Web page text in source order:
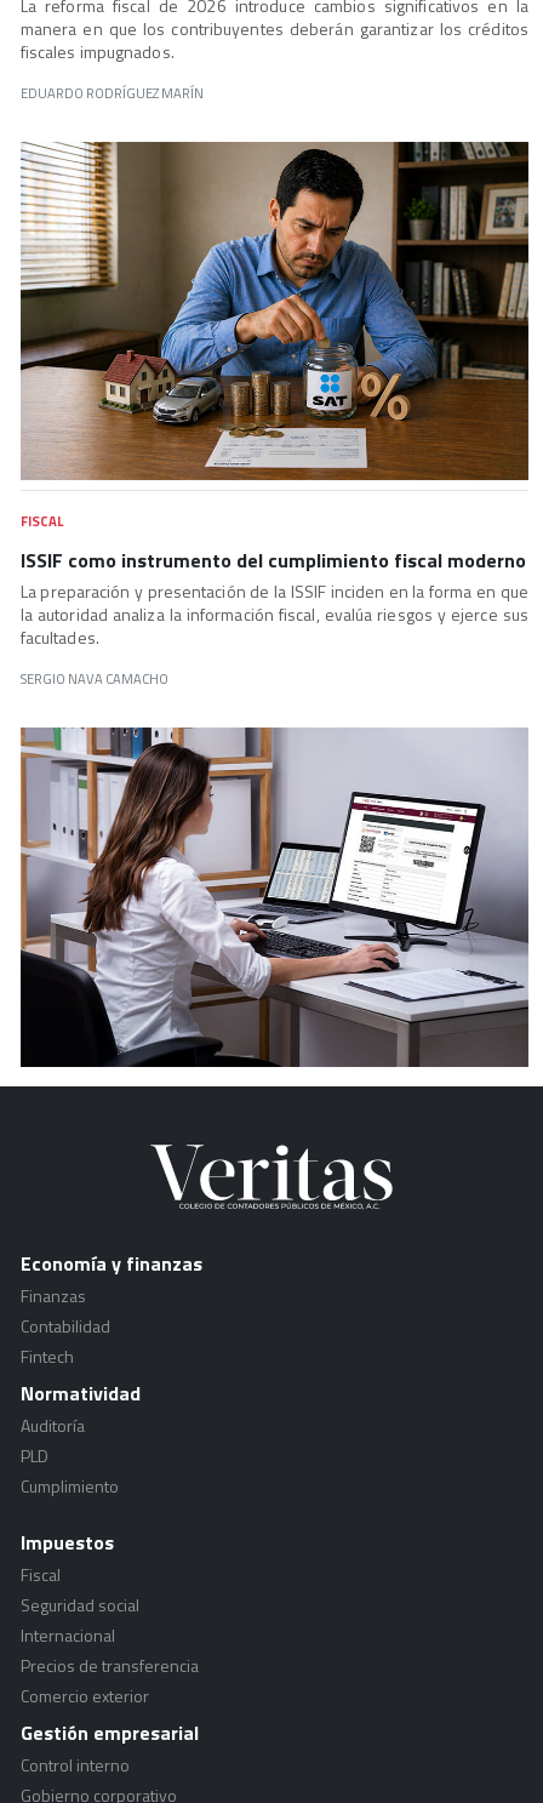
La reforma fiscal de 2026 introduce cambios significativos en la
manera en que los contribuyentes deberán garantizar los créditos
fiscales impugnados.
EDUARDO RODRÍGUEZ MARÍN
FISCAL
ISSIF como instrumento del cumplimiento fiscal moderno
La preparación y presentación de la ISSIF inciden en la forma en que
la autoridad analiza la información fiscal, evalúa riesgos y ejerce sus
facultades.
SERGIO NAVA CAMACHO
Economía y finanzas
Finanzas
Contabilidad
Fintech
Normatividad
Auditoría
PLD
Cumplimiento
Impuestos
Fiscal
Seguridad social
Internacional
Precios de transferencia
Comercio exterior
Gestión empresarial
Control interno
Gobierno corporativo